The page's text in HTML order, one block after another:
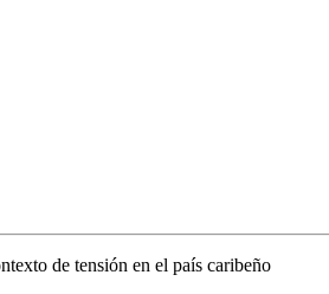
de tensión en el país caribeño